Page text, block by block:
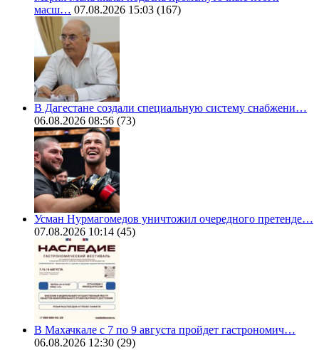
масш… 07.08.2026 15:03 (167)
В Дагестане создали специальную систему снабжени…
06.08.2026 08:56 (73)
Усман Нурмагомедов уничтожил очередного претенде…
07.08.2026 10:14 (45)
В Махачкале с 7 по 9 августа пройдет гастрономич…
06.08.2026 12:30 (29)